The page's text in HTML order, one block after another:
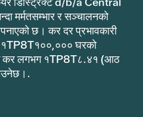
मर्मतसम्भार र सञ्चालनको
छ। कर दर प्रभावकारी
१TP8T१००,००० घरको
कर लगभग १TP8T८.४१ (आठ